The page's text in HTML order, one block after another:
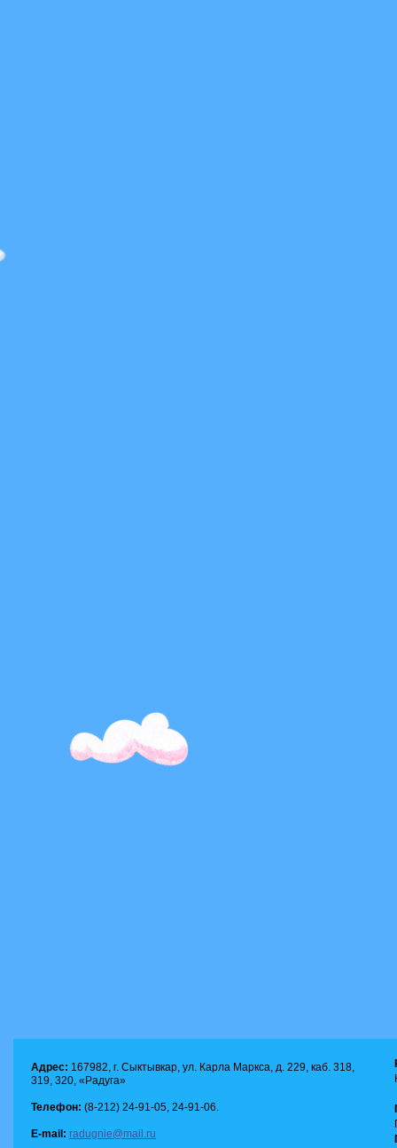
Адрес: 167982, г. Сыктывкар, ул. Карла Маркса, д. 229, каб. 318,
319, 320, «Радуга»
Телефон: (8-212) 24-91-05, 24-91-06.
E-mail: radugnie@mail.ru